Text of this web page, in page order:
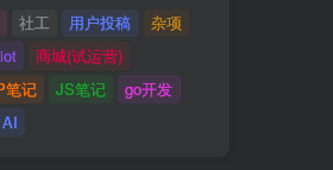
社工 用户投稿
杂项
商城(试运营)
笔记 JS笔记
go开发
AI